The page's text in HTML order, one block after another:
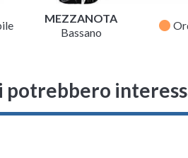
MEZZANOTA
Bassano
fiber_manual_record